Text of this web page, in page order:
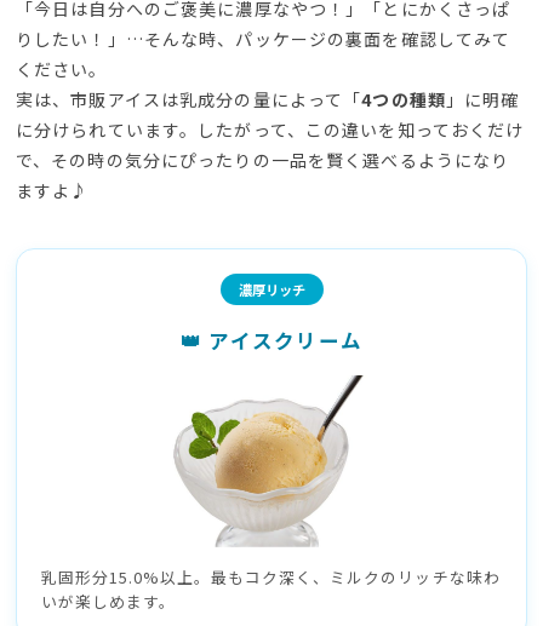
「今日は自分へのご褒美に濃厚なやつ！」「とにかくさっぱ
りしたい！」…そんな時、パッケージの裏面を確認してみて
ください。
実は、市販アイスは乳成分の量によって「4つの種類 」に明確
に分けられています。したがって、この違いを知っておくだけ
で、その時の気分にぴったりの一品を賢く選べるようになり
ますよ♪
濃厚リッチ
👑 アイスクリーム
乳固形分15.0%以上。最もコク深く、ミルクのリッチな味わ
いが楽しめます。